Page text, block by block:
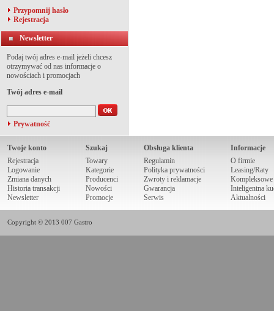
Przypomnij hasło
Rejestracja
Newsletter
Podaj twój adres e-mail jeżeli chcesz
otrzymywać od nas informacje o
nowościach i promocjach
Twój adres e-mail
Prywatność
Twoje konto
Rejestracja
Logowanie
Zmiana danych
Historia transakcji
Newsletter
Szukaj
Towary
Kategorie
Producenci
Nowości
Promocje
Obsługa klienta
Regulamin
Polityka prywatności
Zwroty i reklamacje
Gwarancja
Serwis
Informacje
O firmie
Leasing/Raty
Kompleksowe
Inteligentna
Aktualności
Copyright © 2013 007 Gastro